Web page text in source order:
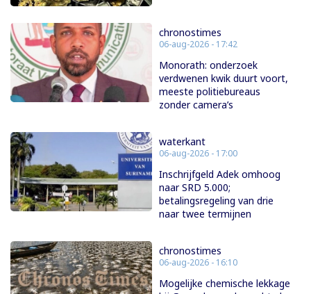
chronostimes
06-aug-2026 - 17:42
Monorath: onderzoek
verdwenen kwik duurt voort,
meeste politiebureaus
zonder camera’s
waterkant
06-aug-2026 - 17:00
Inschrijfgeld Adek omhoog
naar SRD 5.000;
betalingsregeling van drie
naar twee termijnen
chronostimes
06-aug-2026 - 16:10
Mogelijke chemische lekkage